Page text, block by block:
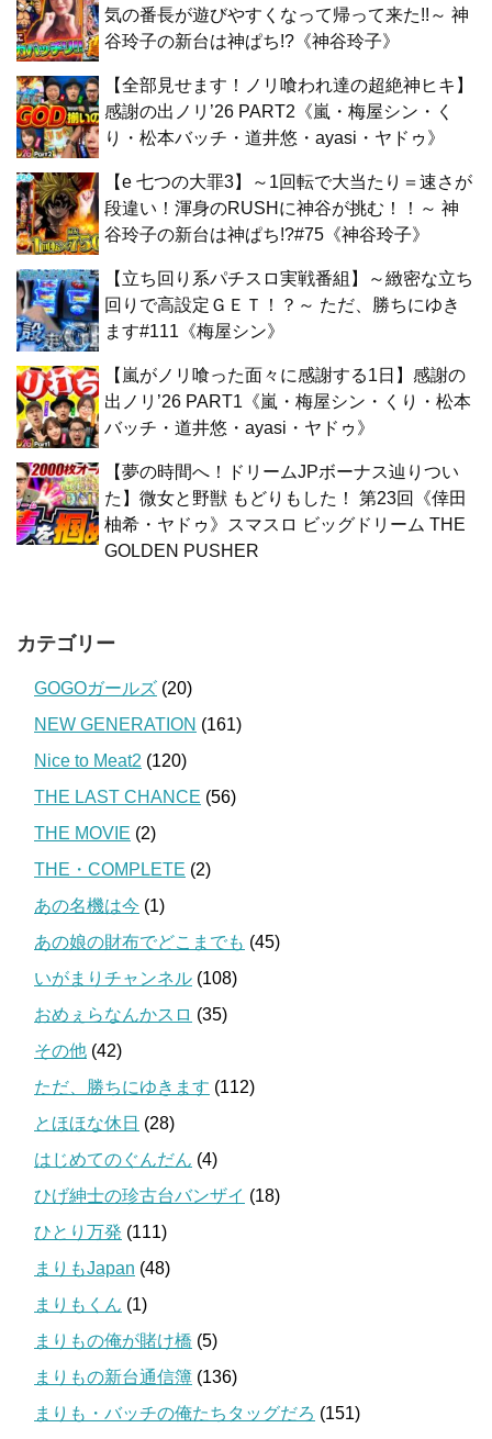
気の番長が遊びやすくなって帰って来た!!～ 神
谷玲子の新台は神ぱち!?《神谷玲子》
【全部見せます！ノリ喰われ達の超絶神ヒキ】
感謝の出ノリ’26 PART2《嵐・梅屋シン・く
り・松本バッチ・道井悠・ayasi・ヤドゥ》
【e 七つの大罪3】～1回転で大当たり＝速さが
段違い！渾身のRUSHに神谷が挑む！！～ 神
谷玲子の新台は神ぱち!?#75《神谷玲子》
【立ち回り系パチスロ実戦番組】～緻密な立ち
回りで高設定ＧＥＴ！？～ ただ、勝ちにゆき
ます#111《梅屋シン》
【嵐がノリ喰った面々に感謝する1日】感謝の
出ノリ’26 PART1《嵐・梅屋シン・くり・松本
バッチ・道井悠・ayasi・ヤドゥ》
【夢の時間へ！ドリームJPボーナス辿りつい
た】微女と野獣 もどりもした！ 第23回《倖田
柚希・ヤドゥ》スマスロ ビッグドリーム THE
GOLDEN PUSHER
カテゴリー
GOGOガールズ (20)
NEW GENERATION (161)
Nice to Meat2 (120)
THE LAST CHANCE (56)
THE MOVIE (2)
THE・COMPLETE (2)
あの名機は今 (1)
あの娘の財布でどこまでも (45)
いがまりチャンネル (108)
おめぇらなんかスロ (35)
その他 (42)
ただ、勝ちにゆきます (112)
とほほな休日 (28)
はじめてのぐんだん (4)
ひげ紳士の珍古台バンザイ (18)
ひとり万発 (111)
まりもJapan (48)
まりもくん (1)
まりもの俺が賭け橋 (5)
まりもの新台通信簿 (136)
まりも・バッチの俺たちタッグだろ (151)